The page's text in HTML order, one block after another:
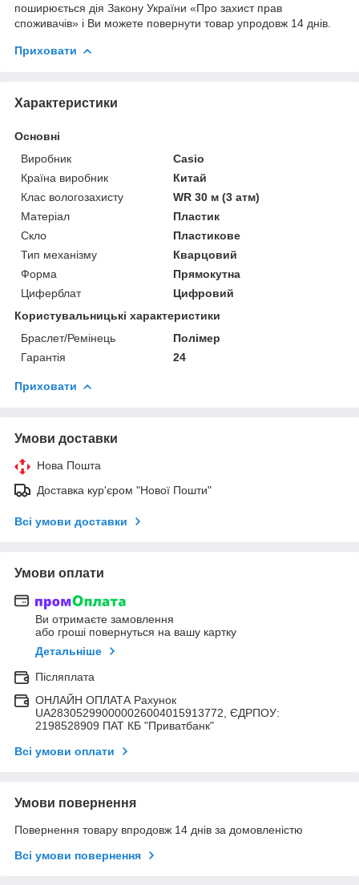
поширюється дія Закону України «Про захист прав
споживачів» і Ви можете повернути товар упродовж 14 днів.
Приховати
Характеристики
Основні
Виробник
Casio
Країна виробник
Китай
Клас вологозахисту
WR 30 м (3 атм)
Матеріал
Пластик
Скло
Пластикове
Тип механізму
Кварцовий
Форма
Прямокутна
Циферблат
Цифровий
Користувальницькі характеристики
Браслет/Ремінець
Полімер
Гарантія
24
Приховати
Умови доставки
Нова Пошта
Доставка кур'єром "Нової Пошти"
Всі умови доставки
Умови оплати
Ви отримаєте замовлення
або гроші повернуться на вашу картку
Детальніше
Післяплата
ОНЛАЙН ОПЛАТА Рахунок
UA283052990000026004015913772, ЄДРПОУ:
2198528909 ПАТ КБ "Приватбанк"
Всі умови оплати
Умови повернення
Повернення товару впродовж 14 днів за домовленістю
Всі умови повернення